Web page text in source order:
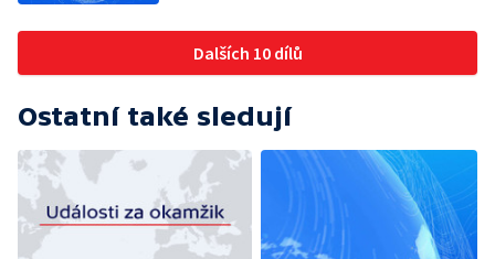
Dalších 10 dílů
Ostatní také sledují